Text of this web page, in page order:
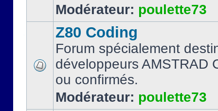
Modérateur: poulette73
Z80 Coding
Forum spécialement
développeurs AMSTRAD
ou confirmés.
Modérateur: poulette73